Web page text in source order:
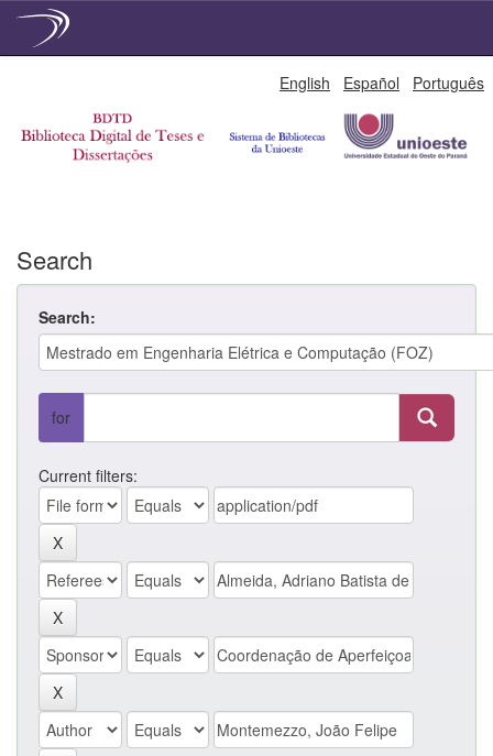
English Español Português
Search
Search:
for
Current filters: